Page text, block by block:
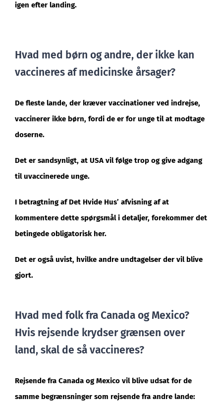
igen efter landing.
Hvad med børn og andre, der ikke kan
vaccineres af medicinske årsager?
De fleste lande, der kræver vaccinationer ved indrejse,
vaccinerer ikke børn, fordi de er for unge til at modtage
doserne.
Det er sandsynligt, at USA vil følge trop og give adgang
til uvaccinerede unge.
I betragtning af Det Hvide Hus’ afvisning af at
kommentere dette spørgsmål i detaljer, forekommer det
betingede obligatorisk her.
Det er også uvist, hvilke andre undtagelser der vil blive
gjort.
Hvad med folk fra Canada og Mexico?
Hvis rejsende krydser grænsen over
land, skal de så vaccineres?
Rejsende fra Canada og Mexico vil blive udsat for de
samme begrænsninger som rejsende fra andre lande: